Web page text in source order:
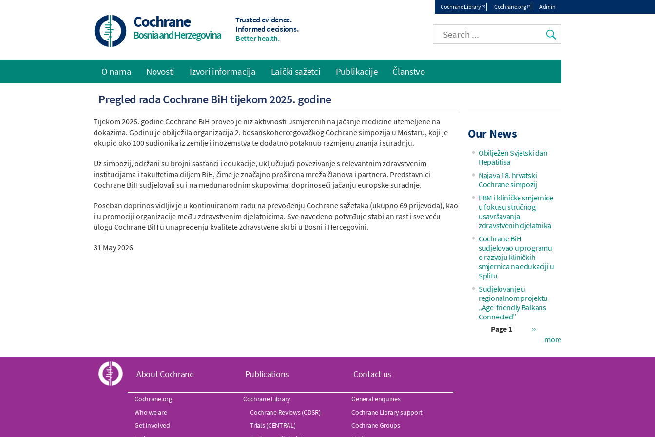
Top
menu
Cochrane Library Cochrane.org Admin
Cochrane
Bosnia and Herzegovina
Trusted evidence.
Informed decisions.
Better health.
Pregled rada Cochrane BiH tijekom 2025. godine
Tijekom 2025. godine Cochrane BiH proveo je niz aktivnosti usmjerenih na jačanje medicine utemeljene na
dokazima. Godinu je obilježila organizacija 2. bosanskohercegovačkog Cochrane simpozija u Mostaru, koji je
okupio oko 100 sudionika iz zemlje i inozemstva te dodatno potaknuo razmjenu znanja i suradnju.
Uz simpozij, održani su brojni sastanci i edukacije, uključujući povezivanje s relevantnim zdravstvenim
institucijama i fakultetima diljem BiH, čime je značajno proširena mreža članova i partnera. Predstavnici
Cochrane BiH sudjelovali su i na međunarodnim skupovima, doprinoseći jačanju europske suradnje.
Poseban doprinos vidljiv je u kontinuiranom radu na prevođenju Cochrane sažetaka (ukupno 69 prijevoda), kao
i u promociji organizacije među zdravstvenim djelatnicima. Sve navedeno potvrđuje stabilan rast i sve veću
ulogu Cochrane BiH u unapređenju kvalitete zdravstvene skrbi u Bosni i Hercegovini.
31 May 2026
Our News
Obilježen Svjetski dan
Hepatitisa
Najava 18. hrvatski
Cochrane simpozij
EBM i kliničke smjernice
u fokusu stručnog
usavršavanja
zdravstvenih djelatnika
Cochrane BiH
sudjelovao u programu
o razvoju kliničkih
smjernica na edukaciji u
Splitu
Sudjelovanje u
regionalnom projektu
„Age-friendly Balkans
Connected”
Page 1
Next
page
››
more
Main
navigation
O nama Novosti Izvori informacija Laički sažetci Publikacije Članstvo
C
o
c
About Cochrane
Cochrane.org
Who we are
Get involved
Publications
Cochrane Library
Cochrane Reviews (CDSR)
Trials (CENTRAL)
Contact us
General enquiries
Cochrane Library support
Cochrane Groups